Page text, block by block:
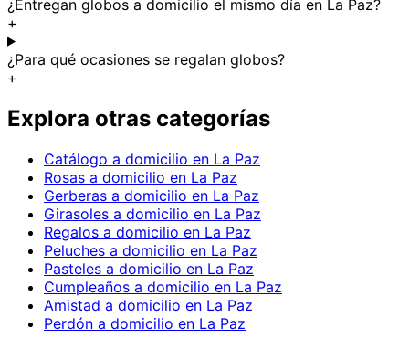
¿Entregan globos a domicilio el mismo día en La Paz?
+
¿Para qué ocasiones se regalan globos?
+
Explora otras categorías
Catálogo a domicilio en La Paz
Rosas a domicilio en La Paz
Gerberas a domicilio en La Paz
Girasoles a domicilio en La Paz
Regalos a domicilio en La Paz
Peluches a domicilio en La Paz
Pasteles a domicilio en La Paz
Cumpleaños a domicilio en La Paz
Amistad a domicilio en La Paz
Perdón a domicilio en La Paz